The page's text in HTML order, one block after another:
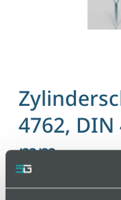
4762, DIN
mm
Artikelnummer